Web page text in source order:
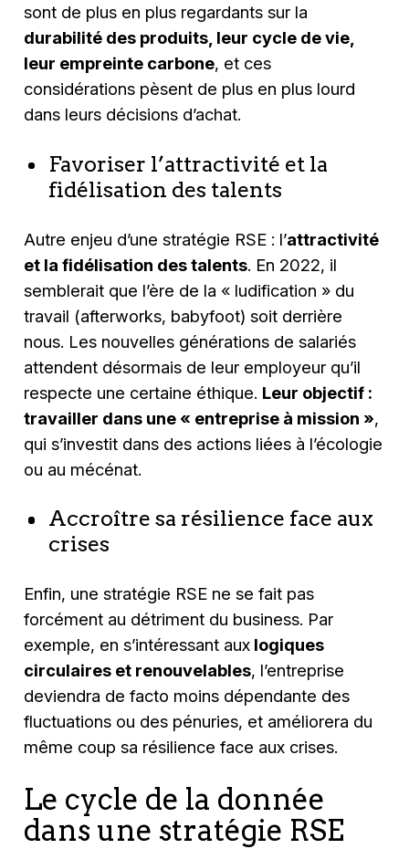
sont de plus en plus regardants sur la
durabilité des produits, leur cycle de vie,
leur empreinte carbone, et ces
considérations pèsent de plus en plus lourd
dans leurs décisions d’achat.
Favoriser l’attractivité et la
fidélisation des talents
Autre enjeu d’une stratégie RSE : l’attractivité
et la fidélisation des talents. En 2022, il
semblerait que l’ère de la « ludification » du
travail (afterworks, babyfoot) soit derrière
nous. Les nouvelles générations de salariés
attendent désormais de leur employeur qu’il
respecte une certaine éthique. Leur objectif :
travailler dans une « entreprise à mission »,
qui s’investit dans des actions liées à l’écologie
ou au mécénat.
Accroître sa résilience face aux
crises
Enfin, une stratégie RSE ne se fait pas
forcément au détriment du business. Par
exemple, en s’intéressant aux logiques
circulaires et renouvelables, l’entreprise
deviendra de facto moins dépendante des
fluctuations ou des pénuries, et améliorera du
même coup sa résilience face aux crises.
Le cycle de la donnée
dans une stratégie RSE